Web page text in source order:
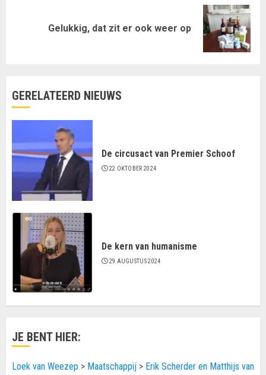
VolgendeGelukkig, dat zit er ook weer op
GERELATEERD NIEUWS
De circusact van Premier Schoof
22 OKTOBER 2024
De kern van humanisme
29 AUGUSTUS 2024
JE BENT HIER:
Loek van Weezep > Maatschappij > Erik Scherder en Matthijs van